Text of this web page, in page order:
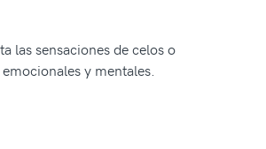
las sensaciones de celos o
y mentales.